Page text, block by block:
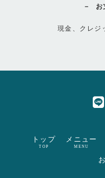
お
現金、クレジ
トップ
TOP
メニュー
MENU